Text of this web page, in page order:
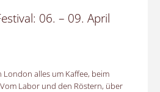
06. – 09. April
alles um Kaffee, beim
Labor und den Röstern, über